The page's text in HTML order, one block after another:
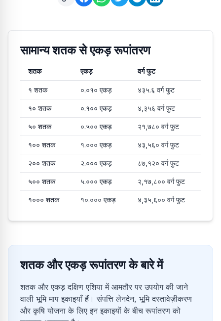
सामान्य शतक से एकड़ रूपांतरण
शतक एकड़ वर्ग फुट
१ शतक ०.०१० एकड़ ४३५.६ वर्ग फुट
१० शतक ०.१०० एकड़ ४,३५६ वर्ग फुट
५० शतक ०.५०० एकड़ २१,७८० वर्ग फुट
१०० शतक १.००० एकड़ ४३,५६० वर्ग फुट
२०० शतक २.००० एकड़ ८७,१२० वर्ग फुट
५०० शतक ५.००० एकड़ २,१७,८०० वर्ग फुट
१००० शतक १०.००० एकड़ ४,३५,६०० वर्ग फुट
शतक और एकड़ रूपांतरण के बारे में
शतक और एकड़ दक्षिण एशिया में आमतौर पर उपयोग की जाने
वाली भूमि माप इकाइयाँ हैं। संपत्ति लेनदेन, भूमि दस्तावेज़ीकरण
और कृषि योजना के लिए इन इकाइयों के बीच रूपांतरण को